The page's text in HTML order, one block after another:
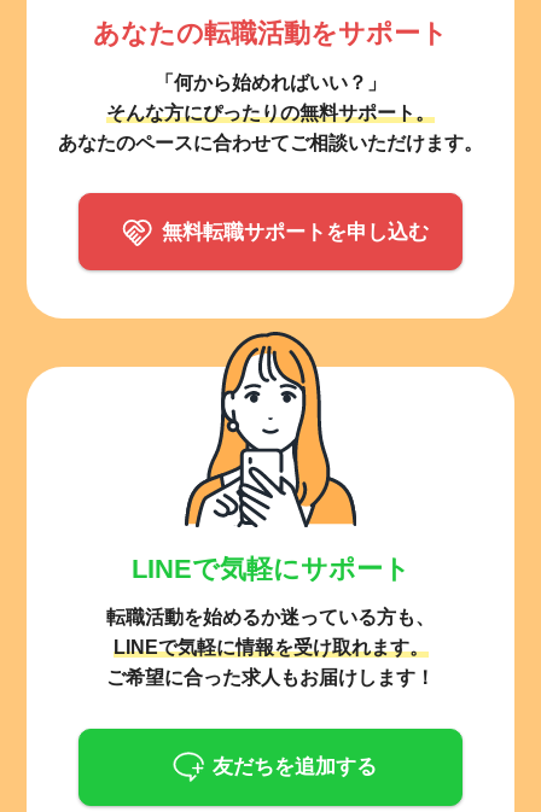
あなたの転職活動をサポート
「何から始めればいい？」
そんな方にぴったりの無料サポート。
あなたのペースに合わせてご相談いただけます。
無料転職サポートを申し込む
LINEで気軽にサポート
転職活動を始めるか迷っている方も、
LINEで気軽に情報を受け取れます。
ご希望に合った求人もお届けします！
友だちを追加する